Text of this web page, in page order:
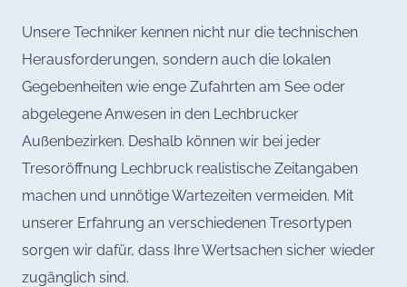
Unsere Techniker kennen nicht nur die technischen
Herausforderungen, sondern auch die lokalen
Gegebenheiten wie enge Zufahrten am See oder
abgelegene Anwesen in den Lechbrucker
Außenbezirken. Deshalb können wir bei jeder
Tresoröffnung Lechbruck realistische Zeitangaben
machen und unnötige Wartezeiten vermeiden. Mit
unserer Erfahrung an verschiedenen Tresortypen
sorgen wir dafür, dass Ihre Wertsachen sicher wieder
zugänglich sind.